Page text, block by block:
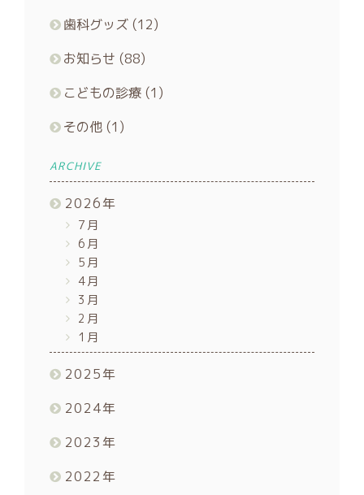
歯科グッズ (12)
お知らせ (88)
こどもの診療 (1)
その他 (1)
ARCHIVE
2026年
7月
6月
5月
4月
3月
2月
1月
2025年
2024年
2023年
2022年